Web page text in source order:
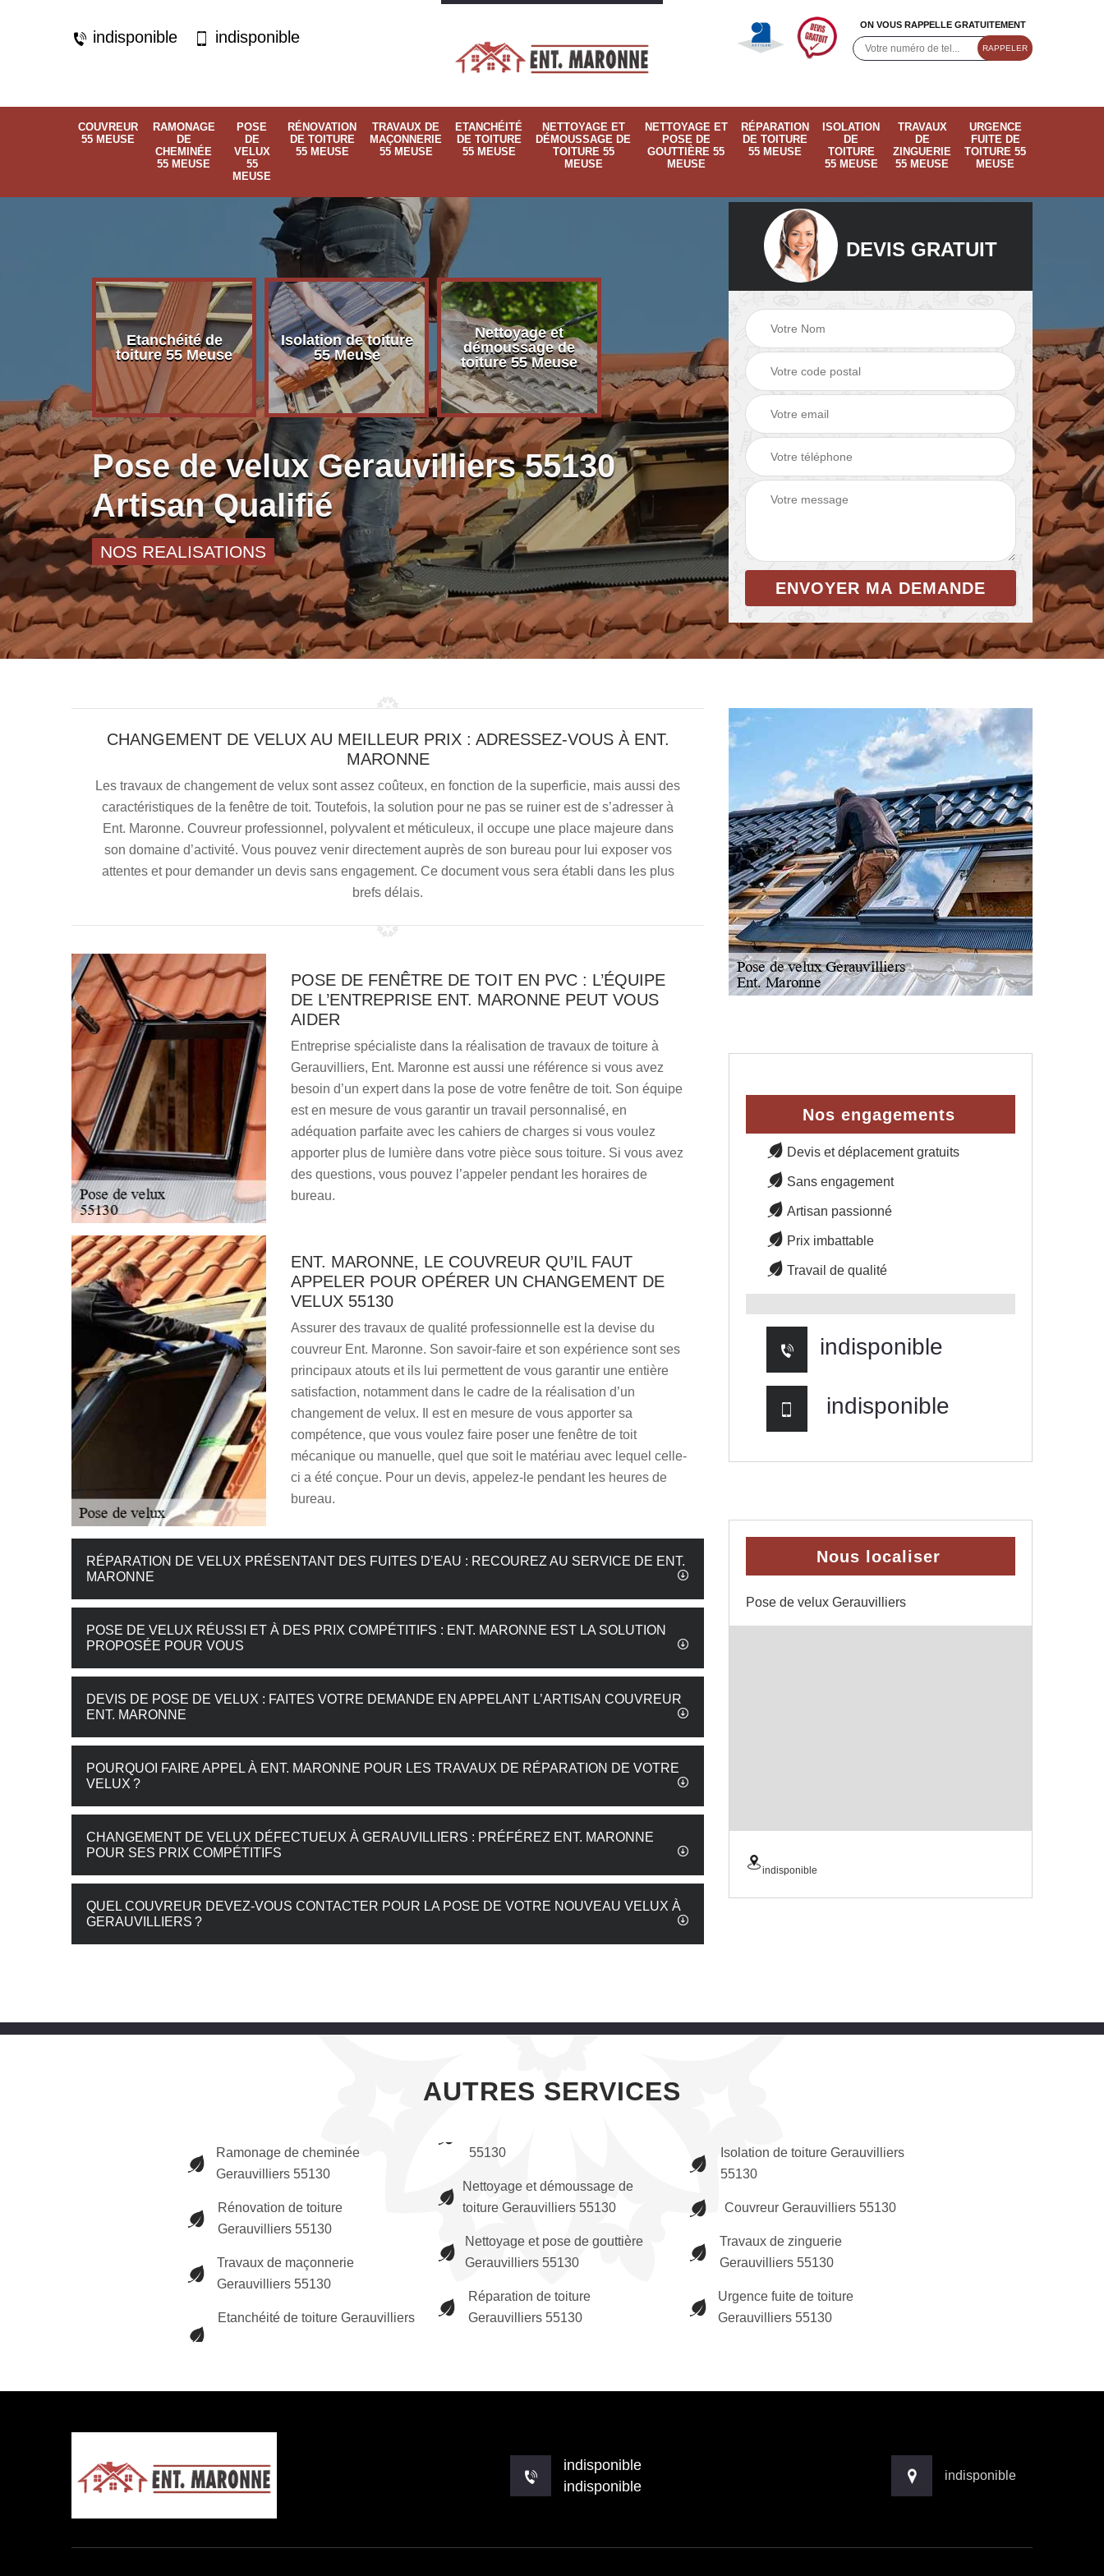
indisponible indisponible
ON VOUS RAPPELLE GRATUITEMENT
COUVREUR
55 MEUSE
RAMONAGE
DE
CHEMINÉE
55 MEUSE
POSE
DE
VELUX
55
MEUSE
RÉNOVATION
DE TOITURE
55 MEUSE
TRAVAUX DE
MAÇONNERIE
55 MEUSE
ETANCHÉITÉ
DE TOITURE
55 MEUSE
NETTOYAGE ET
DÉMOUSSAGE DE
TOITURE 55
MEUSE
NETTOYAGE ET
POSE DE
GOUTTIÈRE 55
MEUSE
RÉPARATION
DE TOITURE
55 MEUSE
ISOLATION
DE
TOITURE
55 MEUSE
TRAVAUX
DE
ZINGUERIE
55 MEUSE
URGENCE
FUITE DE
TOITURE 55
MEUSE
Etanchéité de
toiture 55 Meuse
Isolation de toiture
55 Meuse
Nettoyage et
démoussage de
toiture 55 Meuse
Nettoyage et pose
de gouttière 55
Meuse
Meuse
Ramonage de
cheminée 55
Pose de velux Gerauvilliers 55130
Artisan Qualifié
NOS REALISATIONS
DEVIS GRATUIT
CHANGEMENT DE VELUX AU MEILLEUR PRIX : ADRESSEZ-VOUS À ENT.
MARONNE
Les travaux de changement de velux sont assez coûteux, en fonction de la superficie, mais aussi des
caractéristiques de la fenêtre de toit. Toutefois, la solution pour ne pas se ruiner est de s’adresser à
Ent. Maronne. Couvreur professionnel, polyvalent et méticuleux, il occupe une place majeure dans
son domaine d’activité. Vous pouvez venir directement auprès de son bureau pour lui exposer vos
attentes et pour demander un devis sans engagement. Ce document vous sera établi dans les plus
brefs délais.
POSE DE FENÊTRE DE TOIT EN PVC : L’ÉQUIPE
DE L’ENTREPRISE ENT. MARONNE PEUT VOUS
AIDER
Entreprise spécialiste dans la réalisation de travaux de toiture à
Gerauvilliers, Ent. Maronne est aussi une référence si vous avez
besoin d’un expert dans la pose de votre fenêtre de toit. Son équipe
est en mesure de vous garantir un travail personnalisé, en
adéquation parfaite avec les cahiers de charges si vous voulez
apporter plus de lumière dans votre pièce sous toiture. Si vous avez
des questions, vous pouvez l’appeler pendant les horaires de
bureau.
ENT. MARONNE, LE COUVREUR QU’IL FAUT
APPELER POUR OPÉRER UN CHANGEMENT DE
VELUX 55130
Assurer des travaux de qualité professionnelle est la devise du
couvreur Ent. Maronne. Son savoir-faire et son expérience sont ses
principaux atouts et ils lui permettent de vous garantir une entière
satisfaction, notamment dans le cadre de la réalisation d’un
changement de velux. Il est en mesure de vous apporter sa
compétence, que vous voulez faire poser une fenêtre de toit
mécanique ou manuelle, quel que soit le matériau avec lequel celle-
ci a été conçue. Pour un devis, appelez-le pendant les heures de
bureau.
RÉPARATION DE VELUX PRÉSENTANT DES FUITES D’EAU : RECOUREZ AU SERVICE DE ENT.
MARONNE
POSE DE VELUX RÉUSSI ET À DES PRIX COMPÉTITIFS : ENT. MARONNE EST LA SOLUTION
PROPOSÉE POUR VOUS
DEVIS DE POSE DE VELUX : FAITES VOTRE DEMANDE EN APPELANT L’ARTISAN COUVREUR
ENT. MARONNE
POURQUOI FAIRE APPEL À ENT. MARONNE POUR LES TRAVAUX DE RÉPARATION DE VOTRE
VELUX ?
CHANGEMENT DE VELUX DÉFECTUEUX À GERAUVILLIERS : PRÉFÉREZ ENT. MARONNE
POUR SES PRIX COMPÉTITIFS
QUEL COUVREUR DEVEZ-VOUS CONTACTER POUR LA POSE DE VOTRE NOUVEAU VELUX À
GERAUVILLIERS ?
Nos engagements
Devis et déplacement gratuits
Sans engagement
Artisan passionné
Prix imbattable
Travail de qualité
indisponible
indisponible
Nous localiser
Pose de velux Gerauvilliers
indisponible
AUTRES SERVICES
Ramonage de cheminée
Gerauvilliers 55130
Rénovation de toiture
Gerauvilliers 55130
Travaux de maçonnerie
Gerauvilliers 55130
Etanchéité de toiture Gerauvilliers
55130
Nettoyage et démoussage de
toiture Gerauvilliers 55130
Nettoyage et pose de gouttière
Gerauvilliers 55130
Réparation de toiture
Gerauvilliers 55130
Isolation de toiture Gerauvilliers
55130
Couvreur Gerauvilliers 55130
Travaux de zinguerie
Gerauvilliers 55130
Urgence fuite de toiture
Gerauvilliers 55130
indisponible
indisponible
indisponible